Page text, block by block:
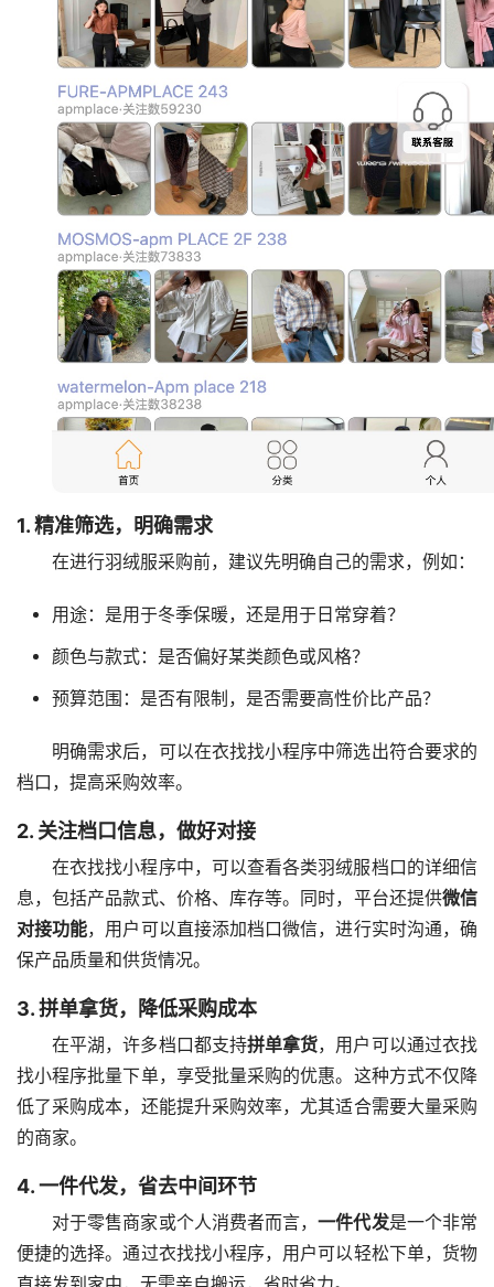
1. 精准筛选，明确需求
在进行羽绒服采购前，建议先明确自己的需求，例如：
用途：是用于冬季保暖，还是用于日常穿着？
颜色与款式：是否偏好某类颜色或风格？
预算范围：是否有限制，是否需要高性价比产品？
明确需求后，可以在衣找找小程序中筛选出符合要求的
档口，提高采购效率。
2. 关注档口信息，做好对接
在衣找找小程序中，可以查看各类羽绒服档口的详细信
息，包括产品款式、价格、库存等。同时，平台还提供微信
对接功能，用户可以直接添加档口微信，进行实时沟通，确
保产品质量和供货情况。
3. 拼单拿货，降低采购成本
在平湖，许多档口都支持拼单拿货，用户可以通过衣找
找小程序批量下单，享受批量采购的优惠。这种方式不仅降
低了采购成本，还能提升采购效率，尤其适合需要大量采购
的商家。
4. 一件代发，省去中间环节
对于零售商家或个人消费者而言，一件代发是一个非常
便捷的选择。通过衣找找小程序，用户可以轻松下单，货物